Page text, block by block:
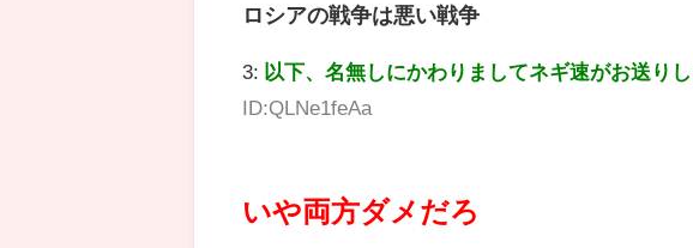
ロシアの戦争は悪い戦争
3: 以下、名無しにかわりましてネギ速がお送り
ID:QLNe1feAa
いや両方ダメだろ